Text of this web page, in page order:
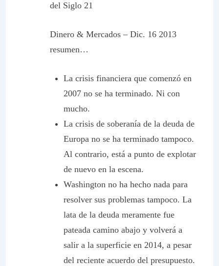
del Siglo 21
Dinero & Mercados – Dic. 16 2013
resumen…
La crisis financiera que comenzó en
2007 no se ha terminado. Ni con
mucho.
La crisis de soberanía de la deuda de
Europa no se ha terminado tampoco.
Al contrario, está a punto de explotar
de nuevo en la escena.
Washington no ha hecho nada para
resolver sus problemas tampoco. La
lata de la deuda meramente fue
pateada camino abajo y volverá a
salir a la superficie en 2014, a pesar
del reciente acuerdo del presupuesto.